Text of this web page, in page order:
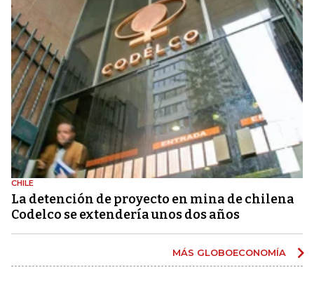
CHILE
La detención de proyecto en mina de chilena
Codelco se extendería unos dos años
MÁS GLOBOECONOMÍA